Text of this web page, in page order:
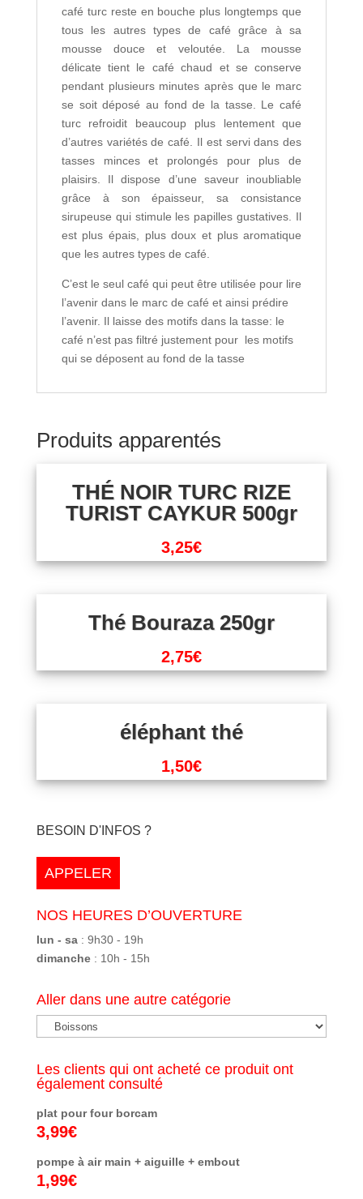
café turc reste en bouche plus longtemps que
tous les autres types de café grâce à sa
mousse douce et veloutée. La mousse
délicate tient le café chaud et se conserve
pendant plusieurs minutes après que le marc
se soit déposé au fond de la tasse. Le café
turc refroidit beaucoup plus lentement que
d’autres variétés de café. Il est servi dans des
tasses minces et prolongés pour plus de
plaisirs. Il dispose d’une saveur inoubliable
grâce à son épaisseur, sa consistance
sirupeuse qui stimule les papilles gustatives. Il
est plus épais, plus doux et plus aromatique
que les autres types de café.
C’est le seul café qui peut être utilisée pour lire
l’avenir dans le marc de café et ainsi prédire
l’avenir. Il laisse des motifs dans la tasse: le
café n’est pas filtré justement pour les motifs
qui se déposent au fond de la tasse
Produits apparentés
THÉ NOIR TURC RIZE
TURIST CAYKUR 500gr
3,25€
Thé Bouraza 250gr
2,75€
éléphant thé
1,50€
BESOIN D'INFOS ?
APPELER
NOS HEURES D’OUVERTURE
lun - sa: 9h30 - 19h
dimanche: 10h - 15h
Aller dans une autre catégorie
Les clients qui ont acheté ce produit ont
également consulté
plat pour four borcam
3,99€
pompe à air main + aiguille + embout
1,99€